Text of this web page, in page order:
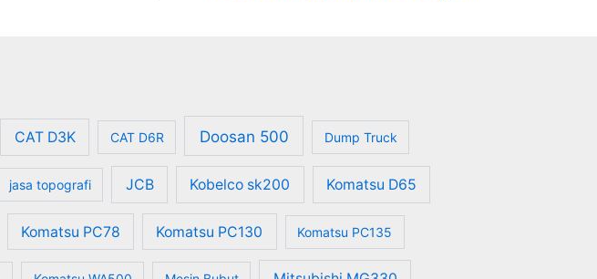
CAT D3K CAT D6R Doosan 500 Dump Truck
jasa topografi JCB Kobelco sk200 Komatsu D65
Komatsu PC78 Komatsu PC130 Komatsu PC135